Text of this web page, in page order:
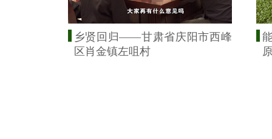
乡贤回归——甘肃省庆阳市西峰
区肖金镇左咀村